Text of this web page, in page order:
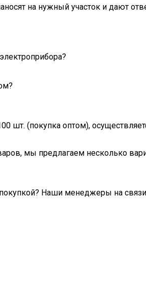
на нужный участок и дают
шт. (покупка оптом),
мы предлагаем несколько
Наши менеджеры на